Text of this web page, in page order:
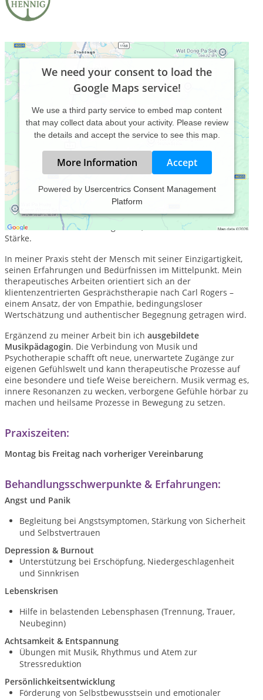
We need your consent to load the
Google Maps service!
We use a third party service to embed map content
that may collect data about your activity. Please review
the details and accept the service to see this map.
More Information Accept
Powered by Usercentrics Consent Management
Platform
Ich arbeite als
Psychotherapeutin nach dem
Heilpraktikergesetzund begleite Menschen auf ihrem Weg
zu mehr seelischem Gleichgewicht, Klarheit und innerer
Stärke.
In meiner Praxis steht der Mensch mit seiner Einzigartigkeit,
seinen Erfahrungen und Bedürfnissen im Mittelpunkt. Mein
therapeutisches Arbeiten orientiert sich an der
klientenzentrierten Gesprächstherapie nach Carl Rogers –
einem Ansatz, der von Empathie, bedingungsloser
Wertschätzung und authentischer Begegnung getragen wird.
Ergänzend zu meiner Arbeit bin ich ausgebildete
Musikpädagogin. Die Verbindung von Musik und
Psychotherapie schafft oft neue, unerwartete Zugänge zur
eigenen Gefühlswelt und kann therapeutische Prozesse auf
eine besondere und tiefe Weise bereichern. Musik vermag es,
innere Resonanzen zu wecken, verborgene Gefühle hörbar zu
machen und heilsame Prozesse in Bewegung zu setzen.
Praxiszeiten:
Montag bis Freitag nach vorheriger Vereinbarung
Behandlungsschwerpunkte & Erfahrungen:
Angst und Panik
Begleitung bei Angstsymptomen, Stärkung von Sicherheit
und Selbstvertrauen
Depression & Burnout
Unterstützung bei Erschöpfung, Niedergeschlagenheit
und Sinnkrisen
Lebenskrisen
Hilfe in belastenden Lebensphasen (Trennung, Trauer,
Neubeginn)
Achtsamkeit & Entspannung
Übungen mit Musik, Rhythmus und Atem zur
Stressreduktion
Persönlichkeitsentwicklung
Förderung von Selbstbewusstsein und emotionaler